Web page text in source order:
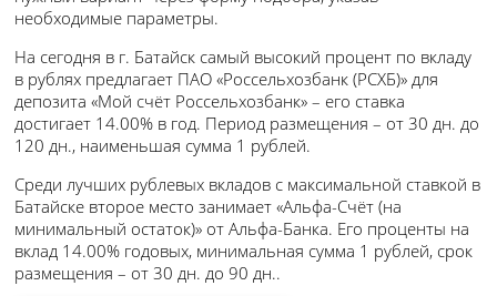
необходимые параметры.
На сегодня в г. Батайск самый высокий процент по вкладу
в рублях предлагает ПАО «Россельхозбанк (РСХБ)» для
депозита «Мой счёт Россельхозбанк» – его ставка
достигает 14.00% в год. Период размещения – от 30 дн. до
120 дн., наименьшая сумма 1 рублей.
Среди лучших рублевых вкладов с максимальной ставкой в
Батайске второе место занимает «Альфа-Счёт (на
минимальный остаток)» от Альфа-Банка. Его проценты на
вклад 14.00% годовых, минимальная сумма 1 рублей, срок
размещения – от 30 дн. до 90 дн..